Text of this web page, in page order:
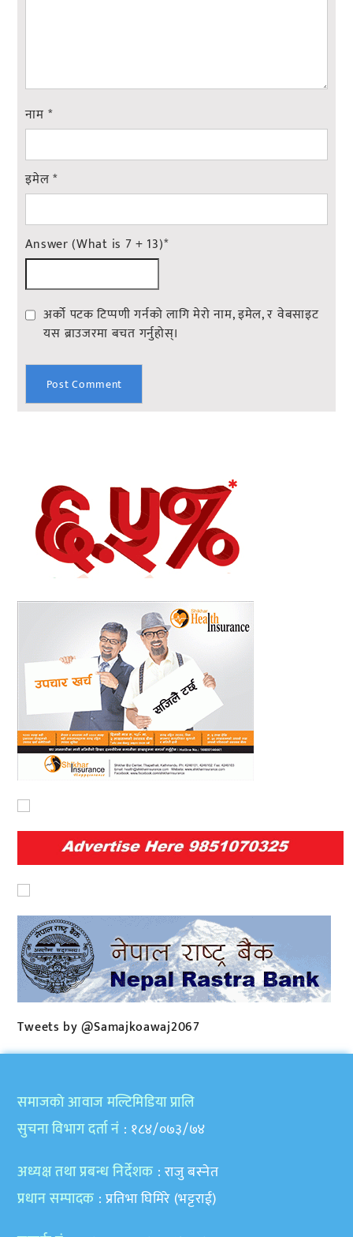
नाम *
इमेल*
Answer (What is 7 + 13)*
अर्को पटक टिप्पणी गर्नको लागि मेरो नाम, इमेल, र वेबसाइट
यस ब्राउजरमा बचत गर्नुहोस्।
Tweets by @Samajkoawaj2067
समाजकाे आवाज मल्टिमिडिया प्रालि
सुचना विभाग दर्ता नं : १८४/०७३/७४
अध्यक्ष तथा प्रबन्ध निर्देशक : राजु बस्नेत
प्रधान सम्पादक : प्रतिभा घिमिरे (भट्टराई)